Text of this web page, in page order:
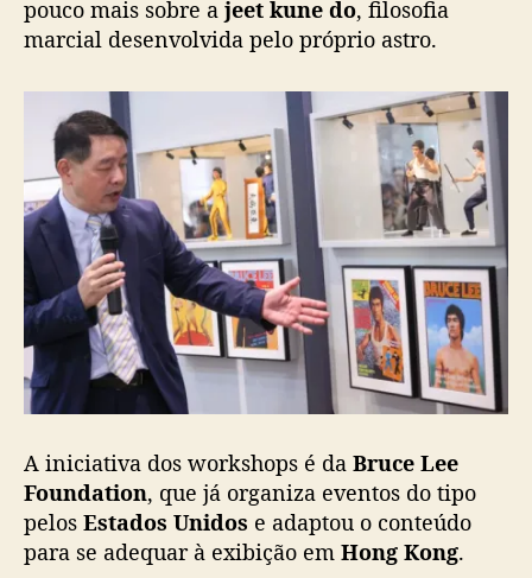
s
d
r
e
e
c
o
m
w
o
k
s
p
pouco mais sobre a jeet kune do, filosofia
marcial desenvolvida pelo próprio astro.
A iniciativa dos workshops é da Bruce Lee
Foundation, que já organiza eventos do tipo
pelos Estados Unidos e adaptou o conteúdo
para se adequar à exibição em Hong Kong.